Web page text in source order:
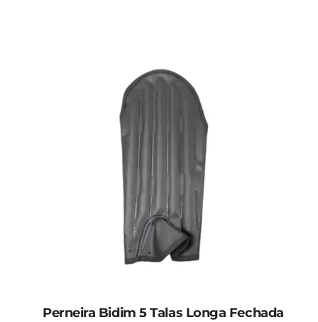
Perneira Bidim 5 Talas Longa Fechada